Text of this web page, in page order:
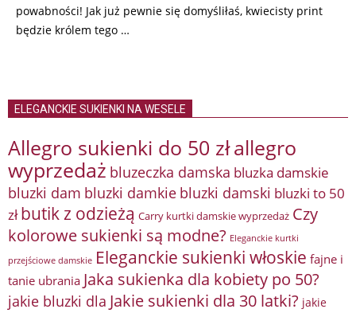
powabności! Jak już pewnie się domyśliłaś, kwiecisty print
będzie królem tego …
ELEGANCKIE SUKIENKI NA WESELE
Allegro sukienki do 50 złallegro
wyprzedaż bluzeczka damska bluzka damskie
bluzki dam bluzki damkie bluzki damski bluzki to 50
zł butik z odzieżą Carry kurtki damskie wyprzedaż Czy
kolorowe sukienki są modne? Eleganckie kurtki
przejściowe damskie Eleganckie sukienki włoskie fajne i
tanie ubrania Jaka sukienka dla kobiety po 50?
jakie bluzki dla Jakie sukienki dla 30 latki? jakie